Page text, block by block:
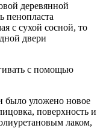
деревянной
пенопласта
с сухой сосной, то
двери
с помощью
было уложено новое
поверхность и
лаком,